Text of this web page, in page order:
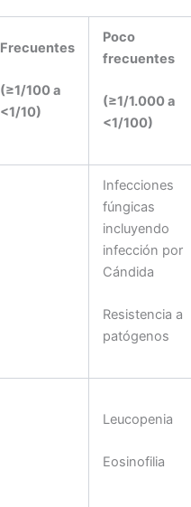
Frecuentes
(≥1/100 a
<1/10)
Poco
frecuentes
(≥1/1.000 a
<1/100)
Infecciones
fúngicas
incluyendo
infección por
Cándida
Resistencia a
patógenos
Leucopenia
Eosinofilia